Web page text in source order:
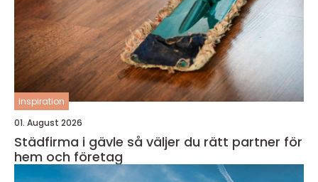
inspiration
01. August 2026
Städfirma i gävle så väljer du rätt partner för
hem och företag